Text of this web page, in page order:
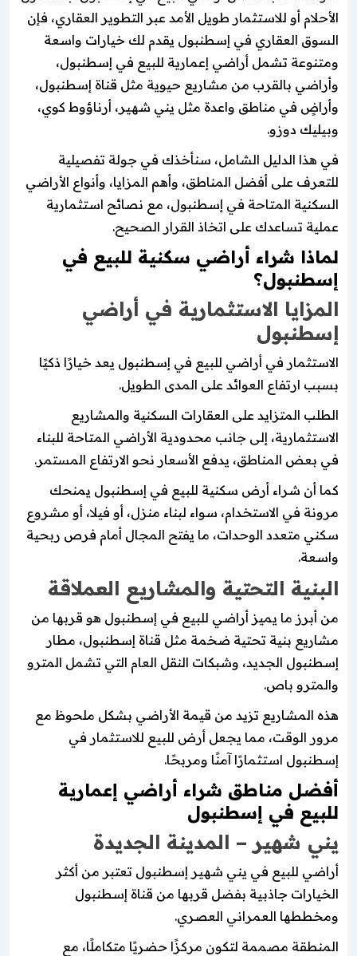
الأحلام أو للاستثمار طويل الأمد عبر التطوير العقاري، فإن
السوق العقاري في إسطنبول يقدم لك خيارات واسعة
ومتنوعة تشمل أراضي إعمارية للبيع في إسطنبول،
وأراضي بالقرب من مشاريع حيوية مثل قناة إسطنبول،
وأراضٍ في مناطق واعدة مثل يني شهير، أرناؤوط كوي،
وبيليك دوزو.
في هذا الدليل الشامل، سنأخذك في جولة تفصيلية
للتعرف على أفضل المناطق، وأهم المزايا، وأنواع الأراضي
السكنية المتاحة في إسطنبول، مع نصائح استثمارية
عملية تساعدك على اتخاذ القرار الصحيح.
لماذا شراء أراضي سكنية للبيع في
إسطنبول؟
المزايا الاستثمارية في أراضي
إسطنبول
الاستثمار في أراضي للبيع في إسطنبول يعد خيارًا ذكيًا
بسبب ارتفاع العوائد على المدى الطويل.
الطلب المتزايد على العقارات السكنية والمشاريع
الاستثمارية، إلى جانب محدودية الأراضي المتاحة للبناء
في بعض المناطق، يدفع الأسعار نحو الارتفاع المستمر.
كما أن شراء أرض سكنية للبيع في إسطنبول يمنحك
مرونة في الاستخدام، سواء لبناء منزل، أو فيلا، أو مشروع
سكني متعدد الوحدات، ما يفتح المجال أمام فرص ربحية
واسعة.
البنية التحتية والمشاريع العملاقة
من أبرز ما يميز أراضي للبيع في إسطنبول هو قربها من
مشاريع بنية تحتية ضخمة مثل قناة إسطنبول، مطار
إسطنبول الجديد، وشبكات النقل العام التي تشمل المترو
والمترو باص.
هذه المشاريع تزيد من قيمة الأراضي بشكل ملحوظ مع
مرور الوقت، مما يجعل أرض للبيع للاستثمار في
إسطنبول استثمارًا آمنًا ومربحًا.
أفضل مناطق شراء أراضي إعمارية
للبيع في إسطنبول
يني شهير – المدينة الجديدة
أراضي للبيع في يني شهير إسطنبول تعتبر من أكثر
الخيارات جاذبية بفضل قربها من قناة إسطنبول
ومخططها العمراني العصري.
المنطقة مصممة لتكون مركزًا حضريًا متكاملًا، مع